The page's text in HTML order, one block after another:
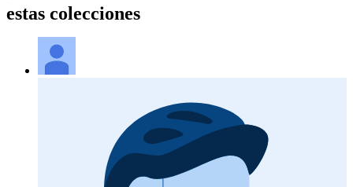
estas colecciones